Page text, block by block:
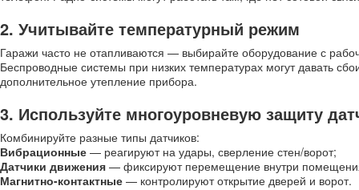
2. Учитывайте температурный режим
Гаражи часто не отапливаются — выбирайте оборудование с
Беспроводные системы при низких температурах могут давать
дополнительное утепление прибора.
3. Используйте многоуровневую защиту
Комбинируйте разные типы датчиков:
Вибрационные — реагируют на удары, сверление стен/ворот;
Датчики движения — фиксируют перемещение внутри
Магнитно-контактные — контролируют открытие дверей и ворот.